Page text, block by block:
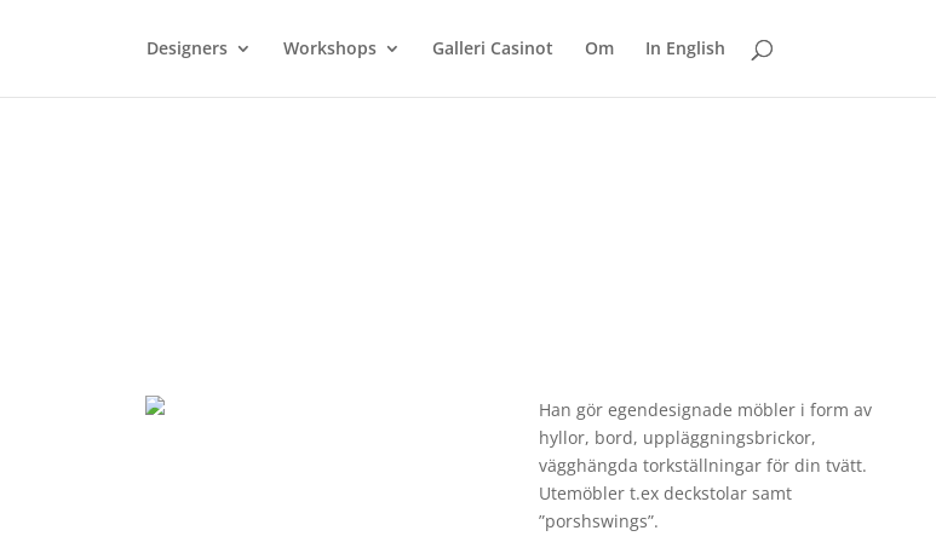
Designers Workshops Galleri Casinot Om In English
Han gör egendesignade möbler i form av
hyllor, bord, uppläggningsbrickor,
vägghängda torkställningar för din tvätt.
Utemöbler t.ex deckstolar samt
”porshswings”.